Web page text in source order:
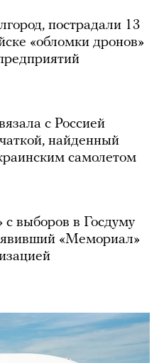
пострадали 13
«обломки дронов»
с Россией
найденный
самолетом
с выборов в Госдуму
«Мемориал»